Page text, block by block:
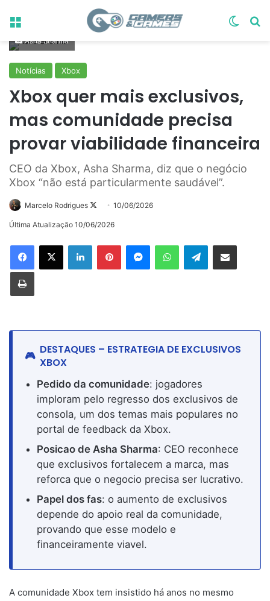
Menu
Asha Sharma
Notícias Xbox
Xbox quer mais exclusivos,
mas comunidade precisa
provar viabilidade financeira
CEO da Xbox, Asha Sharma, diz que o negócio
Xbox “não está particularmente saudável”.
Marcelo Rodrigues
Follow
on
10/06/2026
Última Atualização 10/06/2026
LinkedinPinterestMessengerWhatsAppTelegramCompartilhar via e-mail
Imprimir
DESTAQUES – ESTRATEGIA DE EXCLUSIVOS
XBOX
Pedido da comunidade: jogadores
imploram pelo regresso dos exclusivos de
consola, um dos temas mais populares no
portal de feedback da Xbox.
Posicao de Asha Sharma: CEO reconhece
que exclusivos fortalecem a marca, mas
reforca que o negocio precisa ser lucrativo.
Papel dos fas: o aumento de exclusivos
depende do apoio real da comunidade,
provando que esse modelo e
financeiramente viavel.
A comunidade Xbox tem insistido há anos no mesmo